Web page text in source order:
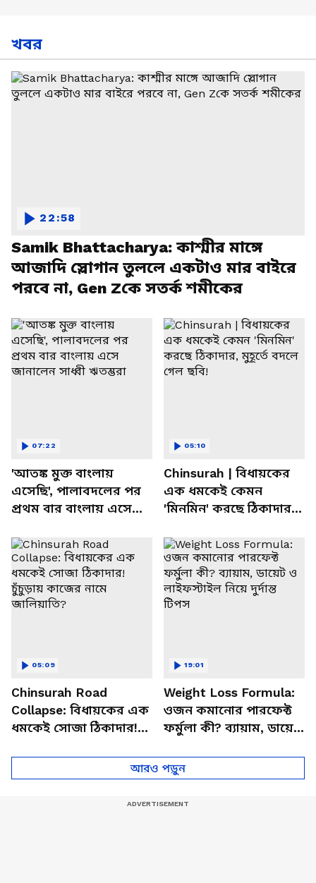
খবর
Samik Bhattacharya: কাশ্মীর মাঙ্গে
আজাদি স্লোগান তুললে একটাও মার বাইরে
পরবে না, Gen Zকে সতর্ক শমীকের
22:58
'আতঙ্ক মুক্ত বাংলায়
এসেছি', পালাবদলের পর
প্রথম বার বাংলায় এসে
07:22
Chinsurah | বিধায়কের
এক ধমকেই কেমন
'মিনমিন' করছে ঠিকাদার,
05:10
Chinsurah Road
Collapse: বিধায়কের এক
ধমকেই সোজা ঠিকাদার!
05:09
Weight Loss Formula:
ওজন কমানোর পারফেক্ট
ফর্মুলা কী? ব্যায়াম, ডায়েট
টিপস
19:01
আরও পড়ুন